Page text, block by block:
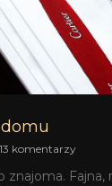
komentarzy
znajoma. Fajna,